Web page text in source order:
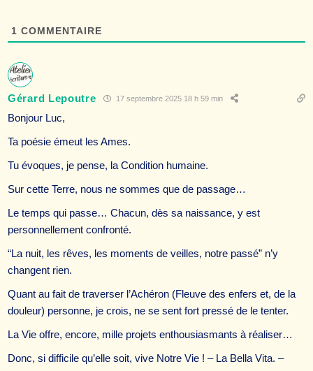
1 COMMENTAIRE
Gérard Lepoutre 17 septembre 2025 18 h 59 min
Bonjour Luc,
Ta poésie émeut les Ames.
Tu évoques, je pense, la Condition humaine.
Sur cette Terre, nous ne sommes que de passage…
Le temps qui passe… Chacun, dès sa naissance, y est
personnellement confronté.
“La nuit, les rêves, les moments de veilles, notre passé” n’y
changent rien.
Quant au fait de traverser l’Achéron (Fleuve des enfers et, de la
douleur) personne, je crois, ne se sent fort pressé de le tenter.
La Vie offre, encore, mille projets enthousiasmants à réaliser…
Donc, si difficile qu’elle soit, vive Notre Vie ! – La Bella Vita. –